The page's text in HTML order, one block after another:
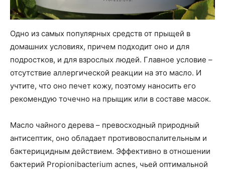
Одно из самых популярных средств от прыщей в
домашних условиях, причем подходит оно и для
подростков, и для взрослых людей. Главное условие –
отсутствие аллергической реакции на это масло. И
учтите, что оно печет кожу, поэтому наносить его
рекомендую точечно на прыщик или в составе масок.
Масло чайного дерева – превосходный природный
антисептик, оно обладает противовоспалительным и
бактерицидным действием. Эффективно в отношении
бактерий Propionibacterium acnes, чьей оптимальной